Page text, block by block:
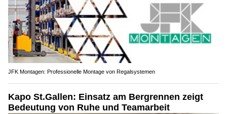
JFK Montagen: Professionelle Montage von Regalsystemen
Kapo St.Gallen: Einsatz am Bergrennen zeigt
Bedeutung von Ruhe und Teamarbeit